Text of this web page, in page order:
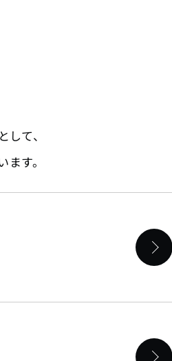
て、
す。